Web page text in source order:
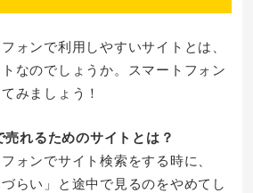
ォンで利用しやすいサイトとは、
なのでしょうか。スマートフォン
みましょう！
れるためのサイトとは？
ォンでサイト検索をする時に、
らい」と途中で見るのをやめてし